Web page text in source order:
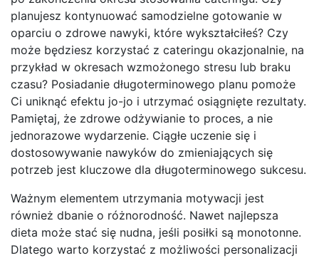
planujesz kontynuować samodzielne gotowanie w
oparciu o zdrowe nawyki, które wykształciłeś? Czy
może będziesz korzystać z cateringu okazjonalnie, na
przykład w okresach wzmożonego stresu lub braku
czasu? Posiadanie długoterminowego planu pomoże
Ci uniknąć efektu jo-jo i utrzymać osiągnięte rezultaty.
Pamiętaj, że zdrowe odżywianie to proces, a nie
jednorazowe wydarzenie. Ciągłe uczenie się i
dostosowywanie nawyków do zmieniających się
potrzeb jest kluczowe dla długoterminowego sukcesu.
Ważnym elementem utrzymania motywacji jest
również dbanie o różnorodność. Nawet najlepsza
dieta może stać się nudna, jeśli posiłki są monotonne.
Dlatego warto korzystać z możliwości personalizacji